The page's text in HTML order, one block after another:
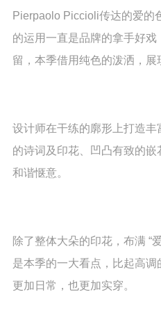
Pierpaolo Piccioli传达的爱的
的运用一直是品牌的拿手好
留，本季借用纯色的泼洒，展
设计师在干练的廓形上打造
的诗词及印花、凹凸有致的嵌
和谐惬意。
除了整体大朵的印花，布满 “
是本季的一大看点，比起高
更加日常，也更加实穿。